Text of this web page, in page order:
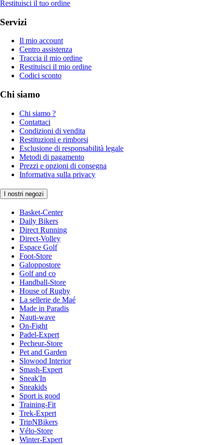
Restituisci il tuo ordine
Servizi
Il mio account
Centro assistenza
Traccia il mio ordine
Restituisci il mio ordine
Codici sconto
Chi siamo
Chi siamo ?
Contattaci
Condizioni di vendita
Restituzioni e rimborsi
Esclusione di responsabilità legale
Metodi di pagamento
Prezzi e opzioni di consegna
Informativa sulla privacy
I nostri negozi
Basket-Center
Daily Bikers
Direct Running
Direct-Volley
Espace Golf
Foot-Store
Galoppostore
Golf and co
Handball-Store
House of Rugby
La sellerie de Maé
Made in Paradis
Nauti-wave
On-Fight
Padel-Expert
Pecheur-Store
Pet and Garden
Slowood Interior
Smash-Expert
Sneak'In
Sneakids
Sport is good
Training-Fit
Trek-Expert
TripNBikers
Vélo-Store
Winter-Expert